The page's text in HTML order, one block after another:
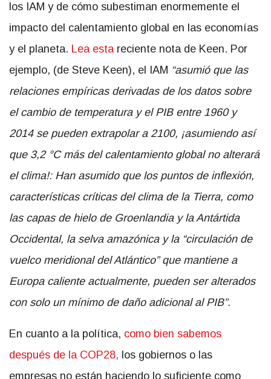
los IAM y de cómo subestiman enormemente el
impacto del calentamiento global en las economías
y el planeta. Lea esta reciente nota de Keen. Por
ejemplo, (de Steve Keen), el IAM “asumió que las
relaciones empíricas derivadas de los datos sobre
el cambio de temperatura y el PIB entre 1960 y
2014 se pueden extrapolar a 2100, ¡asumiendo así
que 3,2 °C más del calentamiento global no alterará
el clima!: Han asumido que los puntos de inflexión,
características críticas del clima de la Tierra, como
las capas de hielo de Groenlandia y la Antártida
Occidental, la selva amazónica y la “circulación de
vuelco meridional del Atlántico” que mantiene a
Europa caliente actualmente, pueden ser alterados
con solo un mínimo de daño adicional al PIB”.
En cuanto a la política, como bien sabemos
después de la COP28, los gobiernos o las
empresas no están haciendo lo suficiente como